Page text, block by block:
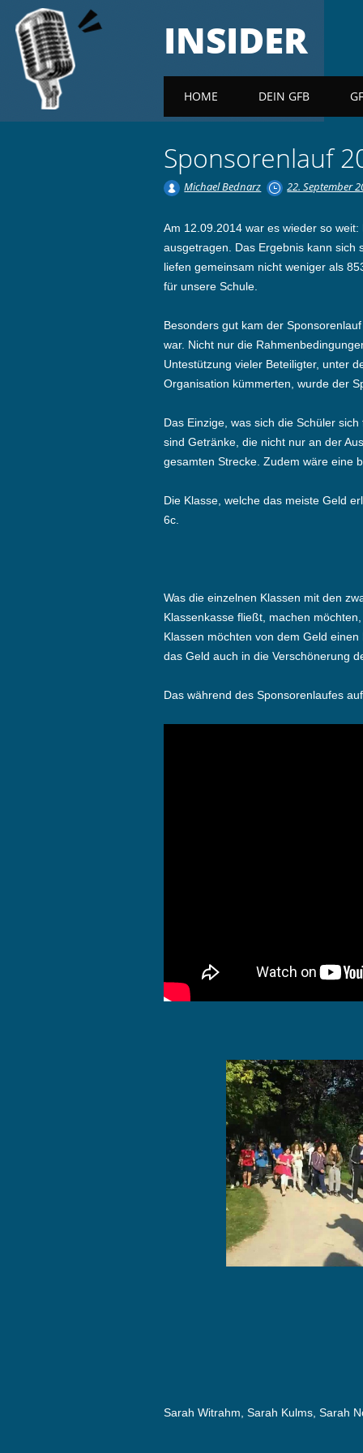
INSIDER
Main menu
HOME DEIN GFB
Sponsorenlauf
Michael Bednarz 22. September
Am 12.09.2014 war es wieder so
ausgetragen. Das Ergebnis kann sich
liefen gemeinsam nicht weniger als
für unsere Schule.
Besonders gut kam der
war. Nicht nur die
Untestützung vieler Beteiligter, unter
Organisation kümmerten, wurde der
Das Einzige, was sich die Schüler
sind Getränke, die nicht nur an der
gesamten Strecke. Zudem wäre eine
Die Klasse, welche das meiste Geld
6c.
Was die einzelnen Klassen mit den
Klassenkasse fließt, machen
Klassen möchten von dem Geld
das Geld auch in die Verschönerung
Das während des Sponsorenlaufes
Sarah Witrahm, Sarah Kulms, Sarah